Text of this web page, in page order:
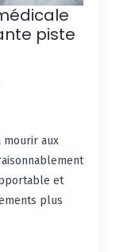
piste
mourir aux
et
plus